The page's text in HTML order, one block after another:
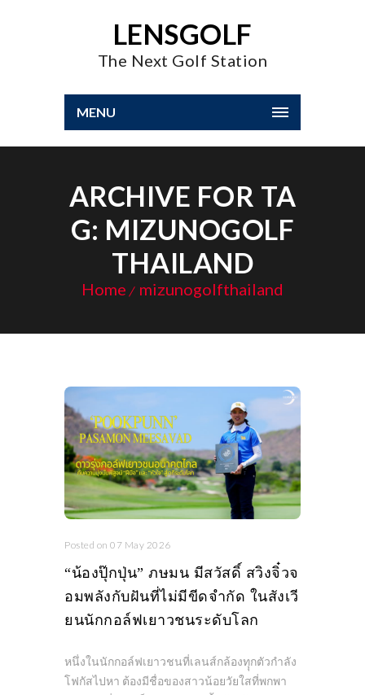
LENSGOLF
The Next Golf Station
MENU
ARCHIVE FOR TA
G: MIZUNOGOLF
THAILAND
Home mizunogolfthailand
Posted on 07 May 2026
“น้องปุ๊กปุ่น” ภษมน มีสวัสดิ์ สวิงจิ๋วจ
อมพลังกับฝันที่ไม่มีขีดจำกัด ในสังเวี
ยนนักกอล์ฟเยาวชนระดับโลก
หนึ่งในนักกอล์ฟเยาวชนที่เลนส์กล้องทุุกตัวกำลัง
โฟกัสไปหา ต้องมีชื่อของสาวน้อยวัยใสที่พกพา